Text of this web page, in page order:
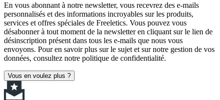
En vous abonnant à notre newsletter, vous recevrez des e-mails
personnalisés et des informations incroyables sur les produits,
services et offres spéciales de Freeletics. Vous pouvez vous
désabonner à tout moment de la newsletter en cliquant sur le lien de
désinscription présent dans tous les e-mails que nous vous
envoyons. Pour en savoir plus sur le sujet et sur notre gestion de vos
données, consultez notre politique de confidentialité.
Vous en voulez plus ?